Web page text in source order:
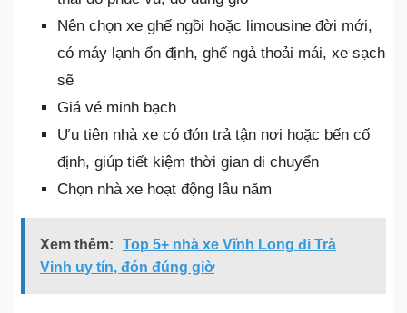
Nên chọn xe ghế ngồi hoặc limousine đời mới,
có máy lạnh ổn định, ghế ngả thoải mái, xe sạch
sẽ
Giá vé minh bạch
Ưu tiên nhà xe có đón trả tận nơi hoặc bến cố
định, giúp tiết kiệm thời gian di chuyển
Chọn nhà xe hoạt động lâu năm
Xem thêm:
Top 5+ nhà xe Vĩnh Long đi Trà
Vinh uy tín, đón đúng giờ